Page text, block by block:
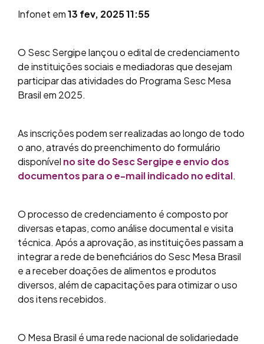
Infonet em13 fev, 2025 11:55
O Sesc Sergipe lançou o edital de credenciamento
de instituições sociais e mediadoras que desejam
participar das atividades do Programa Sesc Mesa
Brasil em 2025.
As inscrições podem ser realizadas ao longo de todo
o ano, através do preenchimento do formulário
disponível no site do Sesc Sergipe e envio dos
documentos para o e-mail indicado no edital.
O processo de credenciamento é composto por
diversas etapas, como análise documental e visita
técnica. Após a aprovação, as instituições passam a
integrar a rede de beneficiários do Sesc Mesa Brasil
e a receber doações de alimentos e produtos
diversos, além de capacitações para otimizar o uso
dos itens recebidos.
O Mesa Brasil é uma rede nacional de solidariedade